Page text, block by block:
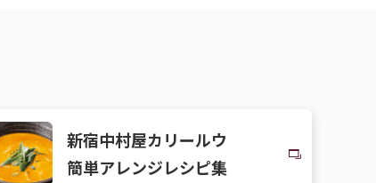
新宿中村屋カリールウ
簡単アレンジレシピ集